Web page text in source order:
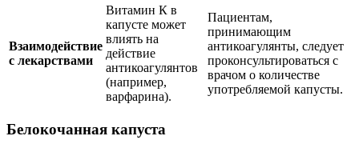
Взаимодействие
с лекарствами
Витамин К в
капусте может
влиять на
действие
антикоагулянтов
(например,
варфарина).
Пациентам,
принимающим
антикоагулянты, следует
проконсультироваться с
врачом о количестве
употребляемой капусты.
Белокочанная капуста